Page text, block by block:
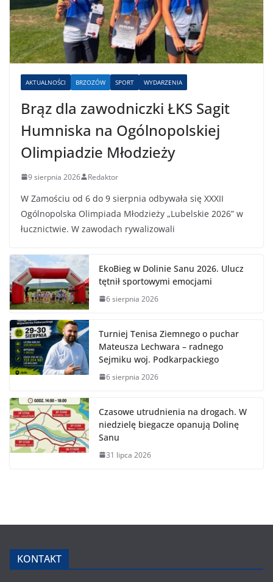
AKTUALNOŚCI BRZOZÓW SPORT WYDARZENIA
Brąz dla zawodniczki ŁKS Sagit
Humniska na Ogólnopolskiej
Olimpiadzie Młodzieży
9 sierpnia 2026 Redaktor
W Zamościu od 6 do 9 sierpnia odbywała się XXXII
Ogólnopolska Olimpiada Młodzieży „Lubelskie 2026” w
łucznictwie. W zawodach rywalizowali
EkoBieg w Dolinie Sanu 2026. Ulucz
tętnił sportowymi emocjami
6 sierpnia 2026
Turniej Tenisa Ziemnego o puchar
Mateusza Lechwara – radnego
Sejmiku woj. Podkarpackiego
6 sierpnia 2026
Czasowe utrudnienia na drogach. W
niedzielę biegacze opanują Dolinę
Sanu
31 lipca 2026
KONTAKT